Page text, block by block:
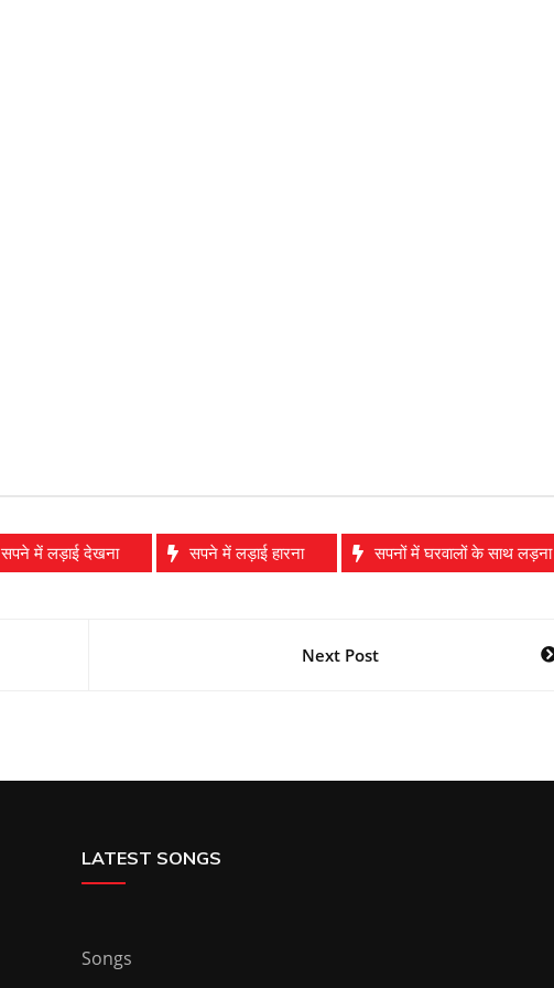
सपने में लड़ाई देखना सपने में लड़ाई हारना सपनों में घरवालों के साथ लड़ना
Next Post
LATEST SONGS
Songs